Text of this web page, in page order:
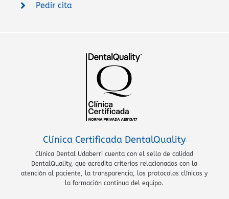
Pedir cita
Clínica Certificada DentalQuality
Clínica Dental Udaberri cuenta con el sello de calidad
DentalQuality, que acredita criterios relacionados con la
atención al paciente, la transparencia, los protocolos clínicos y
la formación continua del equipo.